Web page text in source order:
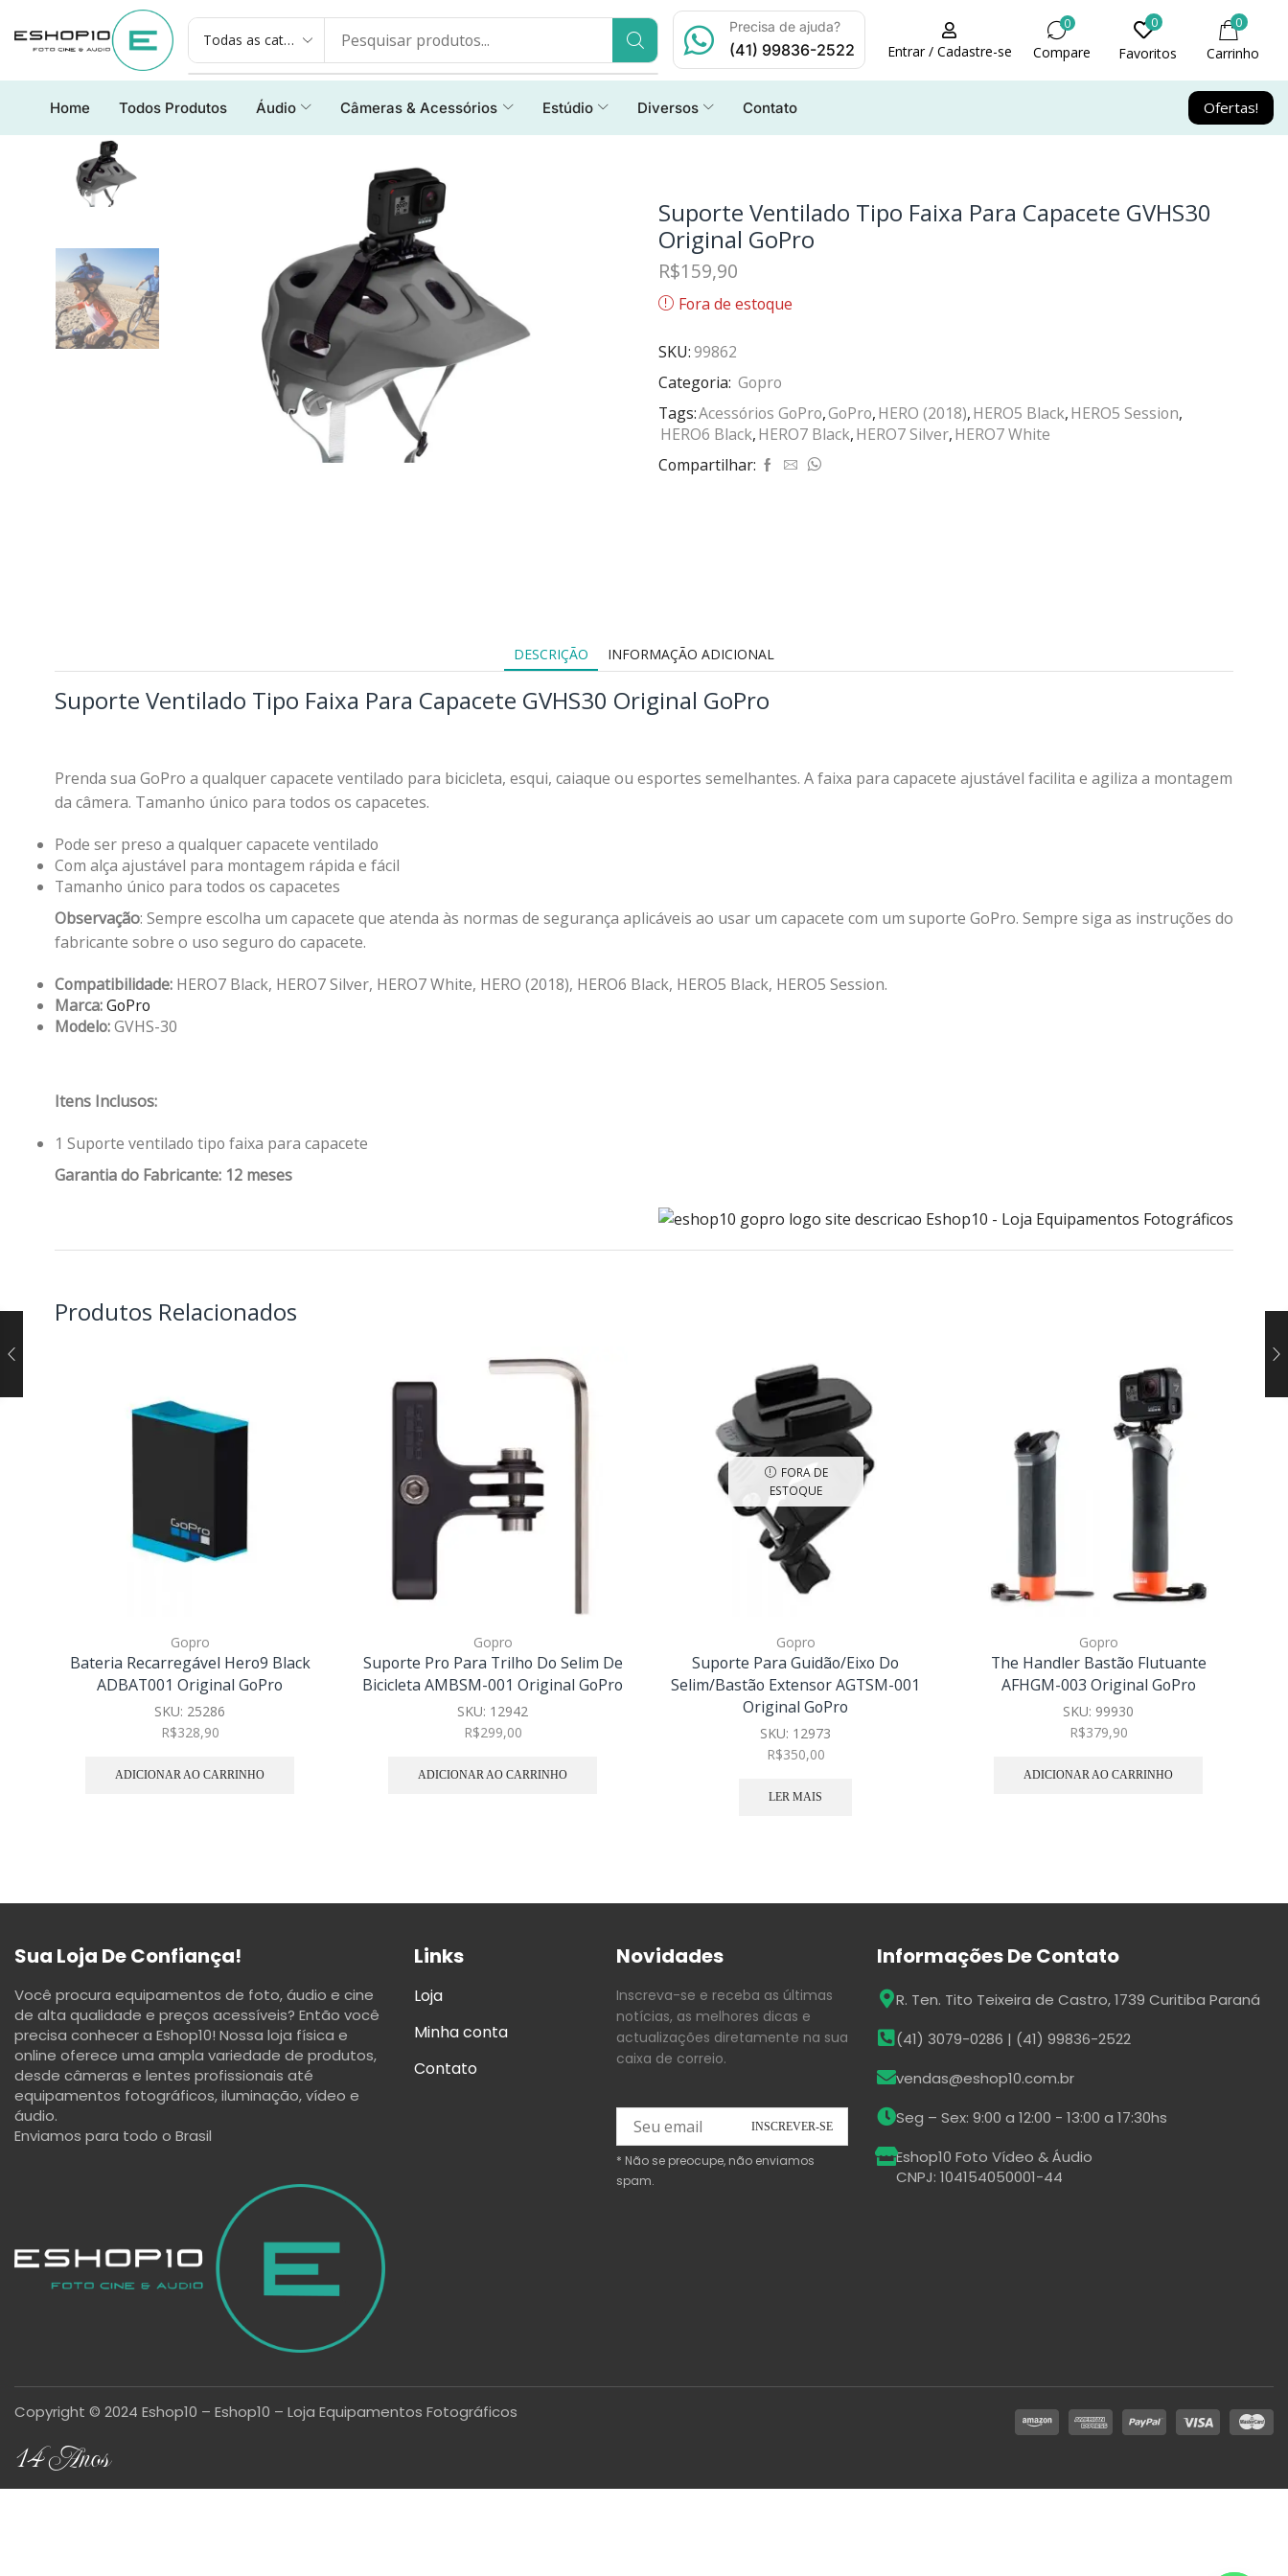
Precisa de ajuda?
(41) 99836-2522 Entrar / Cadastre-se
0
Compare
0
Favoritos
0
Carrinho
Home Todos Produtos Áudio Câmeras & Acessórios Estúdio Diversos Contato Ofertas!
Suporte Ventilado Tipo Faixa Para Capacete GVHS30
Original GoPro
R$159,90
Fora de estoque
SKU:99862
Categoria: Gopro
Tags:Acessórios GoPro,GoPro,HERO (2018),HERO5 Black,HERO5 Session,
HERO6 Black,HERO7 Black,HERO7 Silver,HERO7 White
Compartilhar:
DESCRIÇÃO INFORMAÇÃO ADICIONAL
Suporte Ventilado Tipo Faixa Para Capacete GVHS30 Original GoPro
Prenda sua GoPro a qualquer capacete ventilado para bicicleta, esqui, caiaque ou esportes semelhantes. A faixa para capacete ajustável facilita e agiliza a montagem
da câmera. Tamanho único para todos os capacetes.
Pode ser preso a qualquer capacete ventilado
Com alça ajustável para montagem rápida e fácil
Tamanho único para todos os capacetes
Observação: Sempre escolha um capacete que atenda às normas de segurança aplicáveis ao usar um capacete com um suporte GoPro. Sempre siga as instruções do
fabricante sobre o uso seguro do capacete.
Compatibilidade: HERO7 Black, HERO7 Silver, HERO7 White, HERO (2018), HERO6 Black, HERO5 Black, HERO5 Session.
Marca:GoPro
Modelo:GVHS-30
Itens Inclusos:
1 Suporte ventilado tipo faixa para capacete
Garantia do Fabricante: 12 meses
Produtos Relacionados
Gopro
Bateria Recarregável Hero9 Black
ADBAT001 Original GoPro
SKU: 25286
R$328,90
ADICIONAR AO CARRINHO
Gopro
Suporte Pro Para Trilho Do Selim De
Bicicleta AMBSM-001 Original GoPro
SKU: 12942
R$299,00
ADICIONAR AO CARRINHO
FORA DE
ESTOQUE
Gopro
Suporte Para Guidão/Eixo Do
Selim/Bastão Extensor AGTSM-001
Original GoPro
SKU: 12973
R$350,00
LER MAIS
Gopro
The Handler Bastão Flutuante
AFHGM-003 Original GoPro
SKU: 99930
R$379,90
ADICIONAR AO CARRINHO
Sua Loja De Confiança!
Você procura equipamentos de foto, áudio e cine
de alta qualidade e preços acessíveis? Então você
precisa conhecer a Eshop10! Nossa loja física e
online oferece uma ampla variedade de produtos,
desde câmeras e lentes profissionais até
equipamentos fotográficos, iluminação, vídeo e
áudio.
Enviamos para todo o Brasil
Links
Loja
Minha conta
Contato
Novidades
Inscreva-se e receba as últimas
notícias, as melhores dicas e
actualizações diretamente na sua
caixa de correio.
* Não se preocupe, não enviamos
spam.
Informações De Contato
R. Ten. Tito Teixeira de Castro, 1739 Curitiba Paraná
(41) 3079-0286 | (41) 99836-2522
vendas@eshop10.com.br
Seg – Sex: 9:00 a 12:00 - 13:00 a 17:30hs
Eshop10 Foto Vídeo & Áudio
CNPJ: 104154050001-44
Copyright © 2024 Eshop10 – Eshop10 – Loja Equipamentos Fotográficos
14 Anos